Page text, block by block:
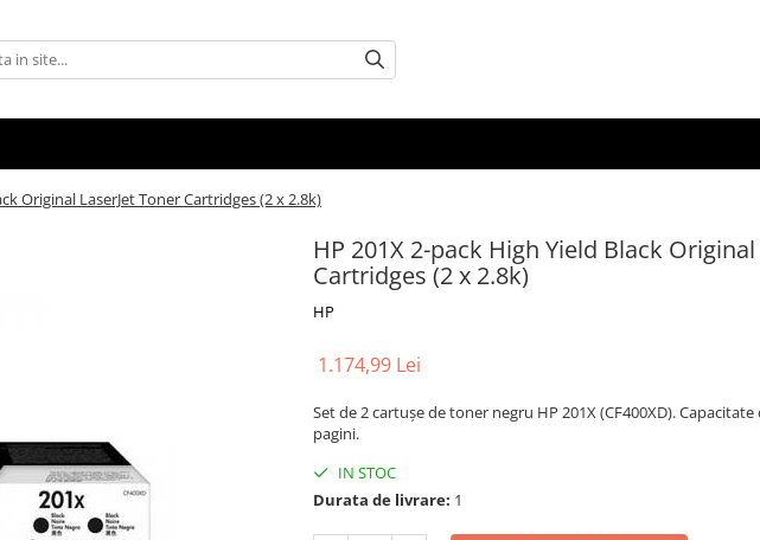
Original LaserJet Toner Cartridges (2 x 2.8k)
HP 201X 2-pack High Yield Black
Cartridges (2 x 2.8k)
HP
1.174,99 Lei
Set de 2 cartușe de toner negru HP 201X (CF400XD).
pagini.
IN STOC
Durata de livrare: 1